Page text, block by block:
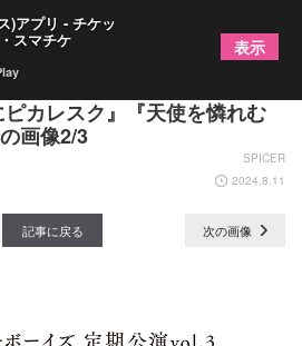
、古谷大和演出で定期公演
カレスク』『天使を憐れむ
画像2/3
SPICER
2024.8.11
記事に戻る 次の画像
)アプリ - チケッ
スマチケ 表示